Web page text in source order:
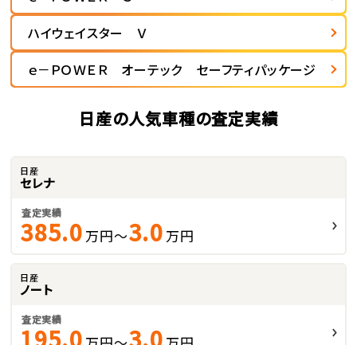
ハイウェイスター Ｖ
ｅ－ＰＯＷＥＲ オーテック セーフティパッケージ
日産の人気車種の査定実績
日産
セレナ
査定実績
385.0 万円～3.0 万円
日産
ノート
査定実績
195.0 3.0